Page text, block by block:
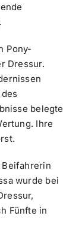
Pony-
Dressur.
belegte
Ihre
Beifahrerin
wurde bei
Fünfte in